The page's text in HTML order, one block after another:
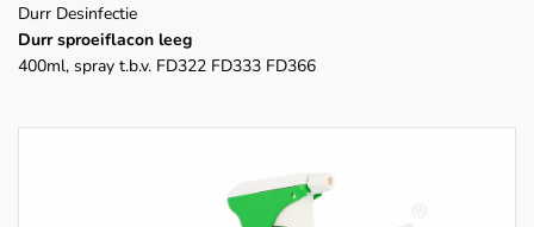
Durr Desinfectie
Durr sproeiflacon leeg
400ml, spray t.b.v. FD322 FD333 FD366